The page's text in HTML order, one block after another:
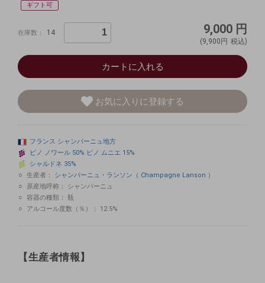
ギフト可
在庫数： 14 9,000 円
(9,900円 税込)
カートに入れる
お気に入りに登録する
フランス シャンパーニュ地方
ピノ ノワール 50% ピノ ムニエ 15%
シャルドネ 35%
生産者：
シャンパーニュ・ランソン（ Champagne Lanson ）
原産地呼称：
シャンパーニュ
容器の種類：
瓶
アルコール度数（％）：
12.5%
【生産者情報】